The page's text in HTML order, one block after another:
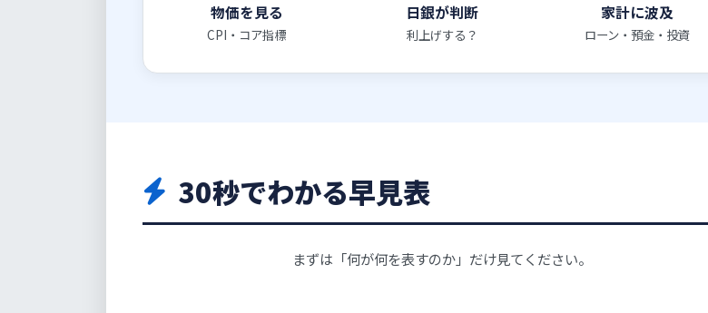
物価を見る
CPI・コア指標
日銀が判断
利上げする？
家計に波及
ローン・預金・投資
30秒でわかる早見表
まずは「何が何を表すのか」だけ見てください。